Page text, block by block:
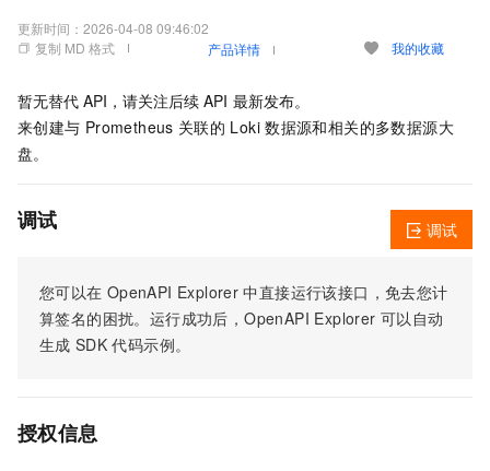
更新时间： 2026-04-08 09:46:02
复制 MD 格式
产品详情 我的收藏
暂无替代 API，请关注后续 API 最新发布。
来创建与 Prometheus 关联的 Loki 数据源和相关的多数据源大
盘。
调试
您可以在 OpenAPI Explorer 中直接运行该接口，免去您计
算签名的困扰。运行成功后，OpenAPI Explorer 可以自动
生成 SDK 代码示例。
调试
授权信息